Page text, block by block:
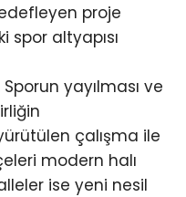
proje
spor altyapısı
yayılması ve
çalışma ile
modern halı
ise yeni nesil